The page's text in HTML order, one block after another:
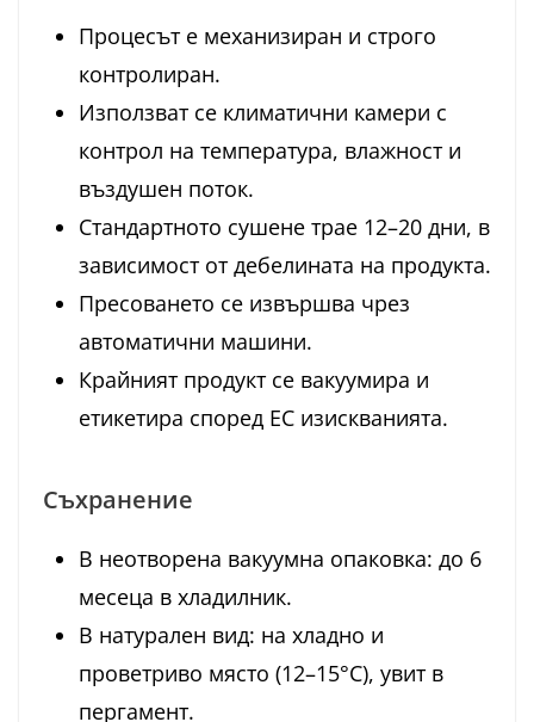
Процесът е механизиран и строго
контролиран.
Използват се климатични камери с
контрол на температура, влажност и
въздушен поток.
Стандартното сушене трае 12–20 дни, в
зависимост от дебелината на продукта.
Пресоването се извършва чрез
автоматични машини.
Крайният продукт се вакуумира и
етикетира според ЕС изискванията.
Съхранение
В неотворена вакуумна опаковка: до 6
месеца в хладилник.
В натурален вид: на хладно и
проветриво място (12–15°C), увит в
пергамент.